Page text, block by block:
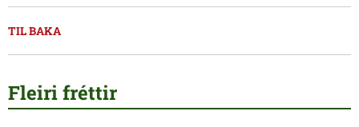
TIL BAKA
Fleiri fréttir